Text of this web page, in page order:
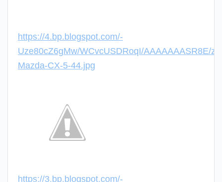
https://4.bp.blogspot.com/-
Uze80cZ6gMw/WCvcUSDRoqI/AAAAAAASR8E/
Mazda-CX-5-44.jpg
https://3.bp.blogspot.com/-